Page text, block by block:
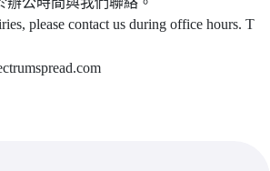
please contact us during office hours. T